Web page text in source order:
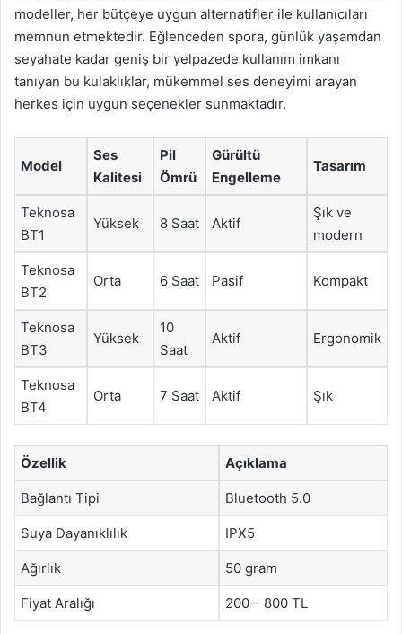
modeller, her bütçeye uygun alternatifler ile kullanıcıları
memnun etmektedir. Eğlenceden spora, günlük yaşamdan
seyahate kadar geniş bir yelpazede kullanım imkanı
tanıyan bu kulaklıklar, mükemmel ses deneyimi arayan
herkes için uygun seçenekler sunmaktadır.
Model
Ses
Kalitesi
Pil
Ömrü
Gürültü
Engelleme
Tasarım
Teknosa
BT1
Yüksek 8 Saat Aktif
Şık ve
modern
Teknosa
BT2
Orta 6 Saat Pasif Kompakt
Teknosa
BT3
Yüksek
10
Saat
Aktif Ergonomik
Teknosa
BT4
Orta 7 Saat Aktif Şık
Özellik Açıklama
Bağlantı Tipi Bluetooth 5.0
Suya Dayanıklılık IPX5
Ağırlık 50 gram
Fiyat Aralığı 200 – 800 TL